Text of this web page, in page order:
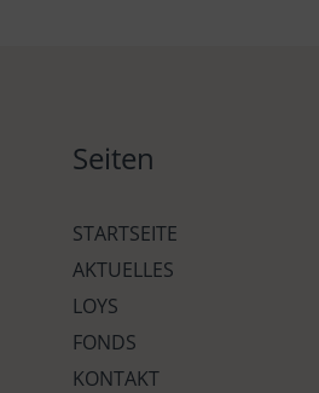
Seiten
STARTSEITE
AKTUELLES
LOYS
FONDS
KONTAKT